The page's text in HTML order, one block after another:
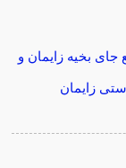
جای بخیه زایمان و
زایمان